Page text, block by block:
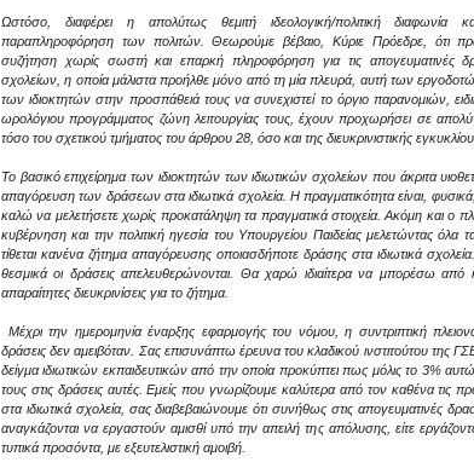
Ωστόσο, διαφέρει η απολύτως θεμιτή ιδεολογική/πολιτική διαφωνία
παραπληροφόρηση των πολιτών. Θεωρούμε βέβαιο, Κύριε Πρόεδρε, ότι
συζήτηση χωρίς σωστή και επαρκή πληροφόρηση για τις απογευματινές
σχολείων, η οποία μάλιστα προήλθε μόνο από τη μία πλευρά, αυτή των
των ιδιοκτητών στην προσπάθειά τους να συνεχιστεί το όργιο παρανομιών,
ωρολόγιου προγράμματος ζώνη λειτουργίας τους, έχουν προχωρήσει σε
τόσο του σχετικού τμήματος του άρθρου 28, όσο και της διευκρινιστικής
Το βασικό επιχείρημα των ιδιοκτητών των ιδιωτικών σχολείων που άκριτα
απαγόρευση των δράσεων στα ιδιωτικά σχολεία. Η πραγματικότητα είναι,
καλώ να μελετήσετε χωρίς προκατάληψη τα πραγματικά στοιχεία. Ακόμη και ο
κυβέρνηση και την πολιτική ηγεσία του Υπουργείου Παιδείας μελετώντας όλα τα
τίθεται κανένα ζήτημα απαγόρευσης οποιασδήποτε δράσης στα ιδιωτικά
θεσμικά οι δράσεις απελευθερώνονται. Θα χαρώ ιδιαίτερα να μπορέσω
απαραίτητες διευκρινίσεις για το ζήτημα.
Μέχρι την ημερομηνία έναρξης εφαρμογής του νόμου, η συντριπτική
δράσεις δεν αμειβόταν. Σας επισυνάπτω έρευνα του κλαδικού ινστιτούτου της
δείγμα ιδιωτικών εκπαιδευτικών από την οποία προκύπτει πως μόλις το 3%
τους στις δράσεις αυτές. Εμείς που γνωρίζουμε καλύτερα από τον καθένα τις
στα ιδιωτικά σχολεία, σας διαβεβαιώνουμε ότι συνήθως στις απογευματινές
αναγκάζονται να εργαστούν αμισθί υπό την απειλή της απόλυσης, είτε
τυπικά προσόντα, με εξευτελιστική αμοιβή.